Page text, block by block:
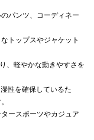
パンツ、コーディネー
トップスやジャケット
、軽やかな動きやすさを
性を確保しているた
ースポーツやカジュア